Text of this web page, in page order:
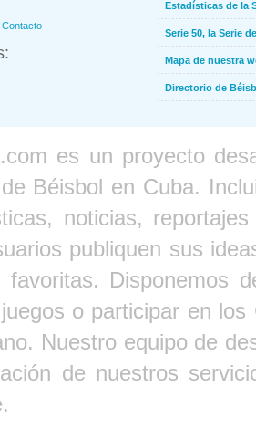
Contacto
Estadísticas de la
Serie 50, la Serie
Mapa de nuestra
Directorio de
es un proyecto
Béisbol en Cuba.
noticias,
publiquen sus
Disponemos
o participar en
Nuestro equipo de
de nuestros